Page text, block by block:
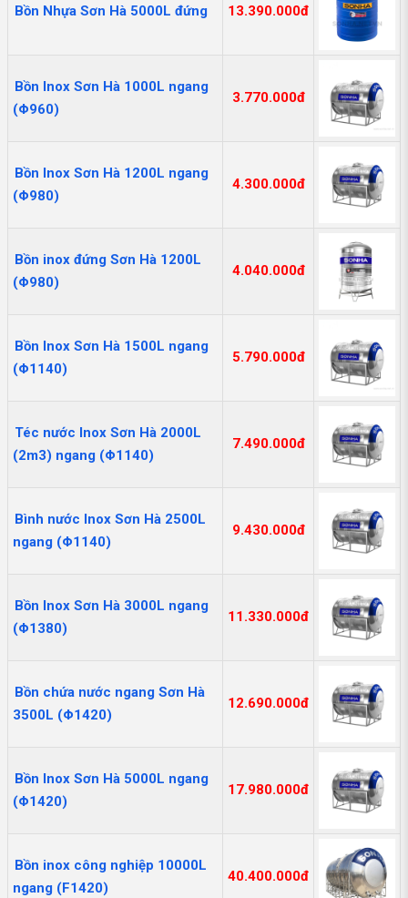
Bồn Nhựa Sơn Hà 5000L đứng 13.390.000đ
Bồn Inox Sơn Hà 1000L ngang
(Φ960)
3.770.000đ
Bồn Inox Sơn Hà 1200L ngang
(Φ980)
4.300.000đ
Bồn inox đứng Sơn Hà 1200L
(Φ980)
4.040.000đ
Bồn Inox Sơn Hà 1500L ngang
(Φ1140)
5.790.000đ
Téc nước Inox Sơn Hà 2000L
(2m3) ngang (Φ1140)
7.490.000đ
Bình nước Inox Sơn Hà 2500L
ngang (Φ1140)
9.430.000đ
Bồn Inox Sơn Hà 3000L ngang
(Φ1380)
11.330.000đ
Bồn chứa nước ngang Sơn Hà
3500L (Φ1420)
12.690.000đ
Bồn Inox Sơn Hà 5000L ngang
(Φ1420)
17.980.000đ
Bồn inox công nghiệp 10000L
ngang (F1420)
40.400.000đ